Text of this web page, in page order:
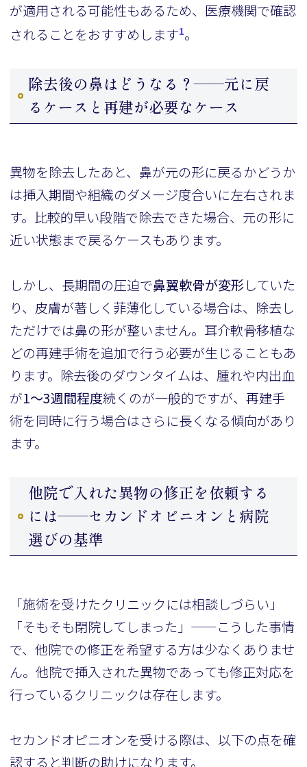
が適用される可能性もあるため、医療機関で確認
されることをおすすめします1。
除去後の鼻はどうなる？——元に戻
るケースと再建が必要なケース
異物を除去したあと、鼻が元の形に戻るかどうか
は挿入期間や組織のダメージ度合いに左右されま
す。比較的早い段階で除去できた場合、元の形に
近い状態まで戻るケースもあります。
しかし、長期間の圧迫で鼻翼軟骨が変形していた
り、皮膚が著しく菲薄化している場合は、除去し
ただけでは鼻の形が整いません。耳介軟骨移植な
どの再建手術を追加で行う必要が生じることもあ
ります。除去後のダウンタイムは、腫れや内出血
が1〜3週間程度続くのが一般的ですが、再建手
術を同時に行う場合はさらに長くなる傾向があり
ます。
他院で入れた異物の修正を依頼する
には——セカンドオピニオンと病院
選びの基準
「施術を受けたクリニックには相談しづらい」
「そもそも閉院してしまった」——こうした事情
で、他院での修正を希望する方は少なくありませ
ん。他院で挿入された異物であっても修正対応を
行っているクリニックは存在します。
セカンドオピニオンを受ける際は、以下の点を確
認すると判断の助けになります。